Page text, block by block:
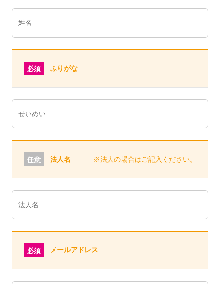
必須 ふりがな
任意 法人名 ※法人の場合はご記入ください。
必須 メールアドレス